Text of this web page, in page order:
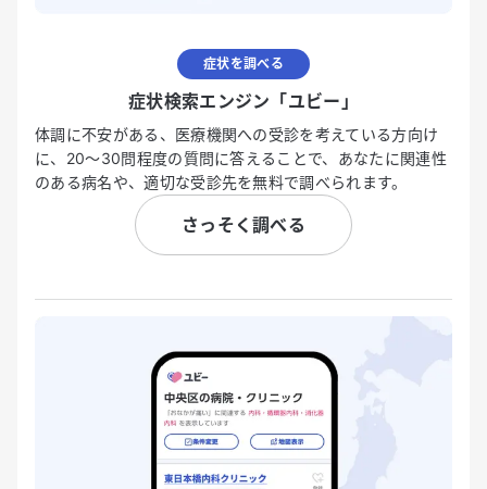
症状を調べる
症状検索エンジン「ユビー」
体調に不安がある、医療機関への受診を考えている方向け
に、20〜30問程度の質問に答えることで、あなたに関連性
のある病名や、適切な受診先を無料で調べられます。
さっそく調べる